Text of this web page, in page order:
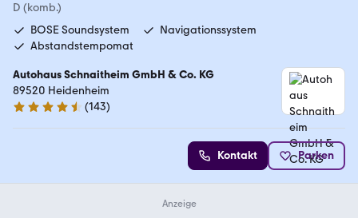
D (komb.)
BOSE Soundsystem
Navigationssystem
Abstandstempomat
Autohaus Schnaitheim GmbH & Co. KG
89520 Heidenheim
4.5 Sterne
(143)
Kontakt Parken